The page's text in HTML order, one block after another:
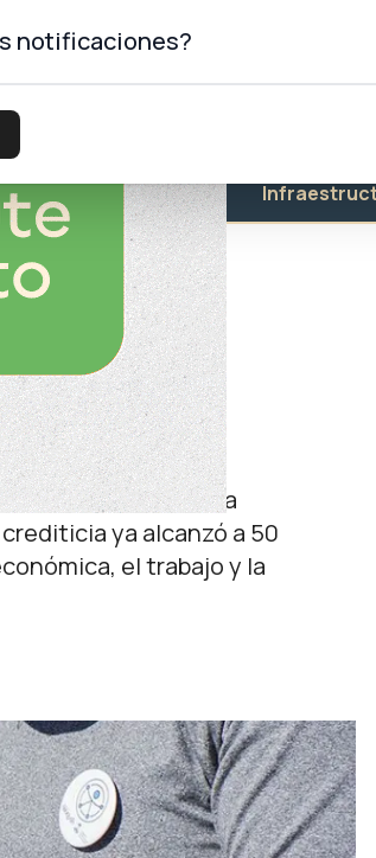
Salud
con
destinados a
ya alcanzó a 50
el trabajo y la
notificaciones?